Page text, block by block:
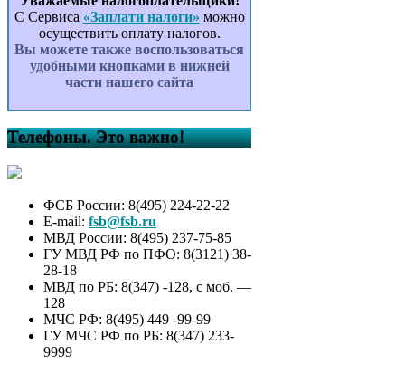
С Сервиса «Заплати налоги» можно
осуществить оплату налогов.
Вы можете также воспользоваться
удобными кнопками в нижней
части нашего сайта
Телефоны. Это важно!
ФСБ России: 8(495) 224-22-22
E-mail: fsb@fsb.ru
МВД России: 8(495) 237-75-85
ГУ МВД РФ по ПФО: 8(3121) 38-
28-18
МВД по РБ: 8(347) -128, с моб. —
128
МЧС РФ: 8(495) 449 -99-99
ГУ МЧС РФ по РБ: 8(347) 233-
9999